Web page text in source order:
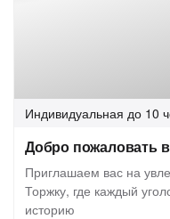
Индивидуальная до 10
Добро пожаловать
Приглашаем вас на
Торжку, где каждый
историю